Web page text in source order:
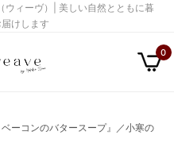
ィーヴ）| 美しい自然とともに暮
けします
0
ーコンのバタースープ』／小寒の